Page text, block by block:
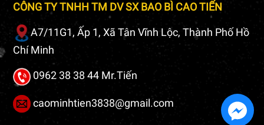
CÔNG TY TNHH TM DV SX BAO BÌ CAO TIẾN
A7/11G1, Ấp 1, Xã Tân Vĩnh Lộc, Thành Phố Hồ
Chí Minh
0962 38 38 44 Mr.Tiến
caominhtien3838@gmail.com